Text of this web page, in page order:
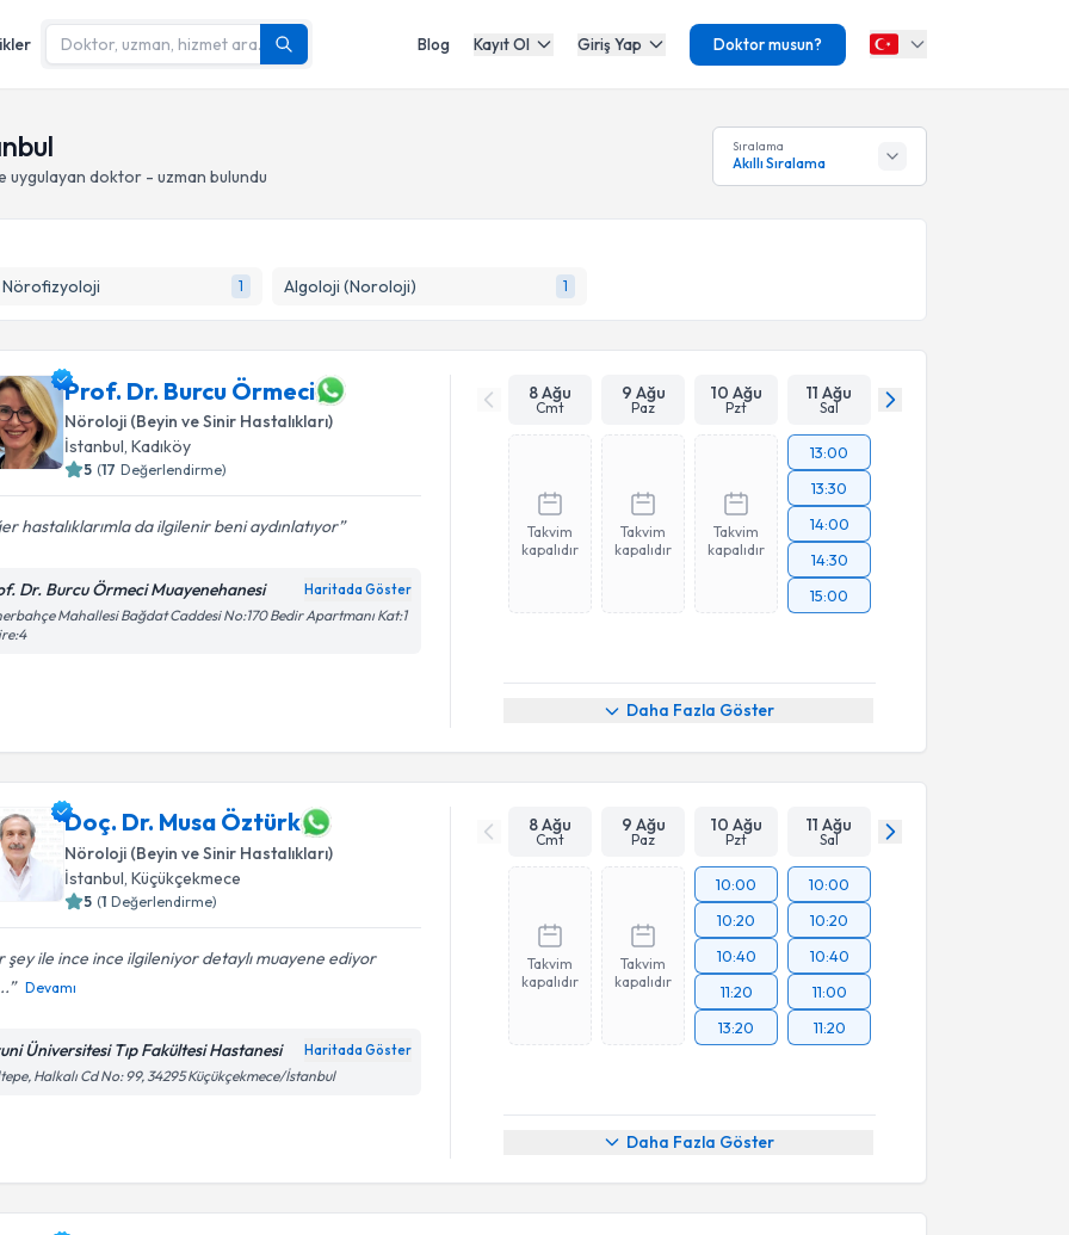
Blog Kayıt Ol Giriş Yap Doktor musun?
uygulayan doktor - uzman bulundu
Sıralama
Akıllı Sıralama
Nörofizyoloji 1 Algoloji (Noroloji) 1
Prof. Dr. Burcu Örmeci
Nöroloji (Beyin ve Sinir Hastalıkları)
İstanbul, Kadıköy
5 (17 Değerlendirme)
hastalıklarımla da ilgilenir beni aydınlatıyor
Dr. Burcu Örmeci Muayenehanesi Haritada Göster
Mahallesi Bağdat Caddesi No:170 Bedir Apartmanı Kat:1
8 Ağu
Cmt
9 Ağu
Paz
10 Ağu
Pzt
11 Ağu
Sal
Takvim
kapalıdır
Takvim
kapalıdır
Takvim
kapalıdır
13:00
13:30
14:00
14:30
15:00
Daha Fazla Göster
Doç. Dr. Musa Öztürk
Nöroloji (Beyin ve Sinir Hastalıkları)
İstanbul , Küçükçekmece
5 (1 Değerlendirme)
şey ile ince ince ilgileniyor detaylı muayene ediyor
Devamı
Üniversitesi Tıp Fakültesi Hastanesi Haritada Göster
Halkalı Cd No: 99, 34295 Küçükçekmece/İstanbul
8 Ağu
Cmt
9 Ağu
Paz
10 Ağu
Pzt
11 Ağu
Sal
Takvim
kapalıdır
Takvim
kapalıdır
10:00
10:20
10:40
11:20
13:20
10:00
10:20
10:40
11:00
11:20
Daha Fazla Göster